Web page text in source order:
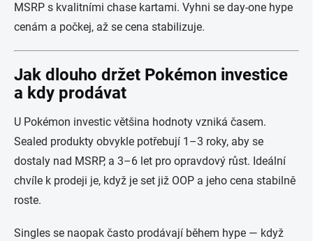
MSRP s kvalitními chase kartami. Vyhni se day-one hype
cenám a počkej, až se cena stabilizuje.
Jak dlouho držet Pokémon investice
a kdy prodávat
U Pokémon investic většina hodnoty vzniká časem.
Sealed produkty obvykle potřebují 1–3 roky, aby se
dostaly nad MSRP, a 3–6 let pro opravdový růst. Ideální
chvíle k prodeji je, když je set již OOP a jeho cena stabilně
roste.
Singles se naopak často prodávají během hype — když